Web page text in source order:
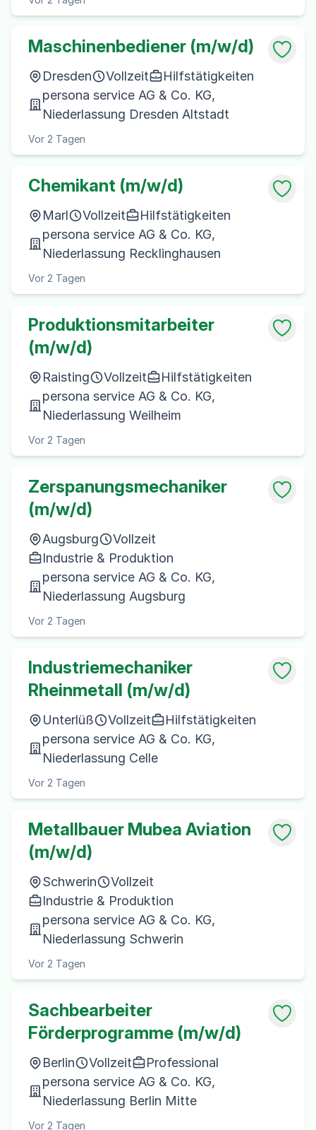
Maschinenbediener (m/w/d)
Dresden Vollzeit
Hilfstätigkeiten
persona service AG & Co. KG,
Niederlassung Dresden Altstadt
Vor 2 Tagen
Chemikant (m/w/d)
Marl Vollzeit
Hilfstätigkeiten
persona service AG & Co. KG,
Niederlassung Recklinghausen
Vor 2 Tagen
Produktionsmitarbeiter
(m/w/d)
Raisting Vollzeit
Hilfstätigkeiten
persona service AG & Co. KG,
Niederlassung Weilheim
Vor 2 Tagen
Zerspanungsmechaniker
(m/w/d)
Augsburg
Vollzeit
Industrie & Produktion
persona service AG & Co. KG,
Niederlassung Augsburg
Vor 2 Tagen
Industriemechaniker
Rheinmetall (m/w/d)
Unterlüß Vollzeit
Hilfstätigkeiten
persona service AG & Co. KG,
Niederlassung Celle
Vor 2 Tagen
Metallbauer Mubea Aviation
(m/w/d)
Schwerin
Vollzeit
Industrie & Produktion
persona service AG & Co. KG,
Niederlassung Schwerin
Vor 2 Tagen
Sachbearbeiter
Förderprogramme (m/w/d)
Berlin Vollzeit
Professional
persona service AG & Co. KG,
Niederlassung Berlin Mitte
Vor 2 Tagen